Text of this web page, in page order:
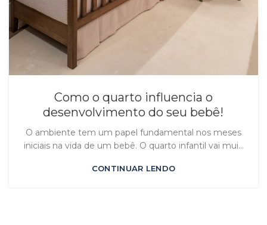
Como o quarto influencia o
desenvolvimento do seu bebê!
O ambiente tem um papel fundamental nos meses
iniciais na vida de um bebê. O quarto infantil vai mui...
CONTINUAR LENDO